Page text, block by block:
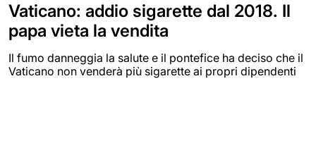
Vaticano: addio sigarette dal 2018. Il
papa vieta la vendita
Il fumo danneggia la salute e il pontefice ha deciso che il
Vaticano non venderà più sigarette ai propri dipendenti